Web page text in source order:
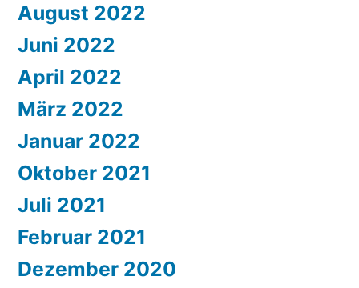
August 2022
Juni 2022
April 2022
März 2022
Januar 2022
Oktober 2021
Juli 2021
Februar 2021
Dezember 2020